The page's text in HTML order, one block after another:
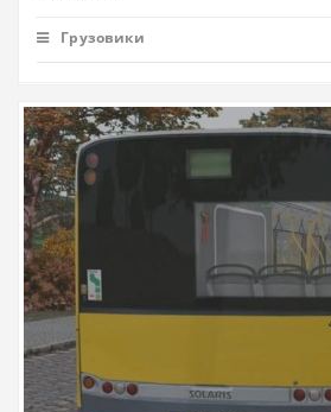
Грузовики